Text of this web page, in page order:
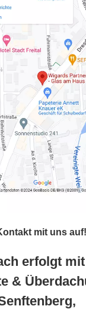
mit uns auf!
erfolgt mit
&